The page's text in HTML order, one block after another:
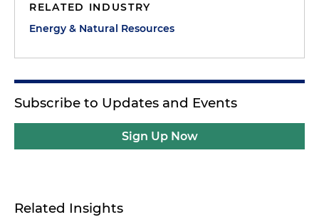
RELATED INDUSTRY
Energy & Natural Resources
Subscribe to Updates and Events
Sign Up Now
Related Insights